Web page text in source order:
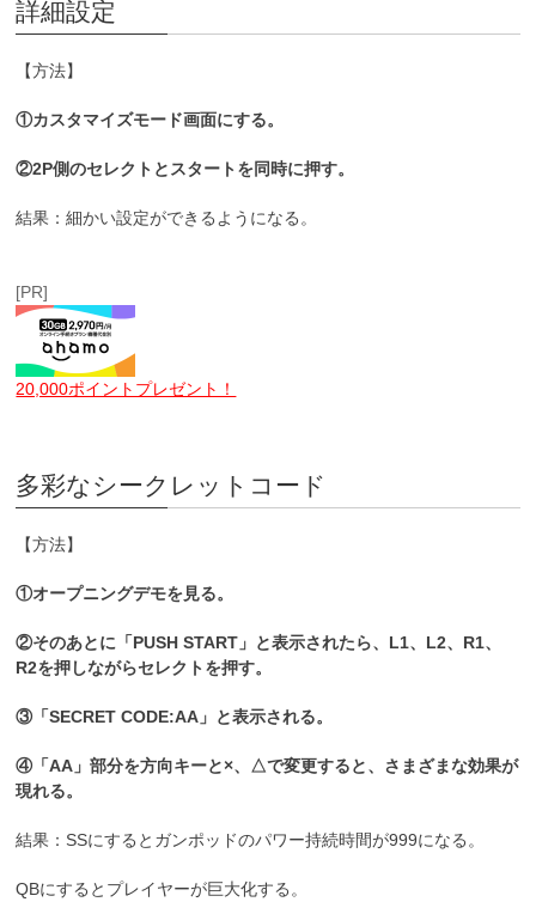
詳細設定
【方法】
①カスタマイズモード画面にする。
②2P側のセレクトとスタートを同時に押す。
結果：細かい設定ができるようになる。
[PR]
20,000ポイントプレゼント！
多彩なシークレットコード
【方法】
①オープニングデモを見る。
②そのあとに「PUSH START」と表示されたら、L1、L2、R1、
R2を押しながらセレクトを押す。
③「SECRET CODE:AA」と表示される。
④「AA」部分を方向キーと×、△で変更すると、さまざまな効果が
現れる。
結果：SSにするとガンポッドのパワー持続時間が999になる。
QBにするとプレイヤーが巨大化する。